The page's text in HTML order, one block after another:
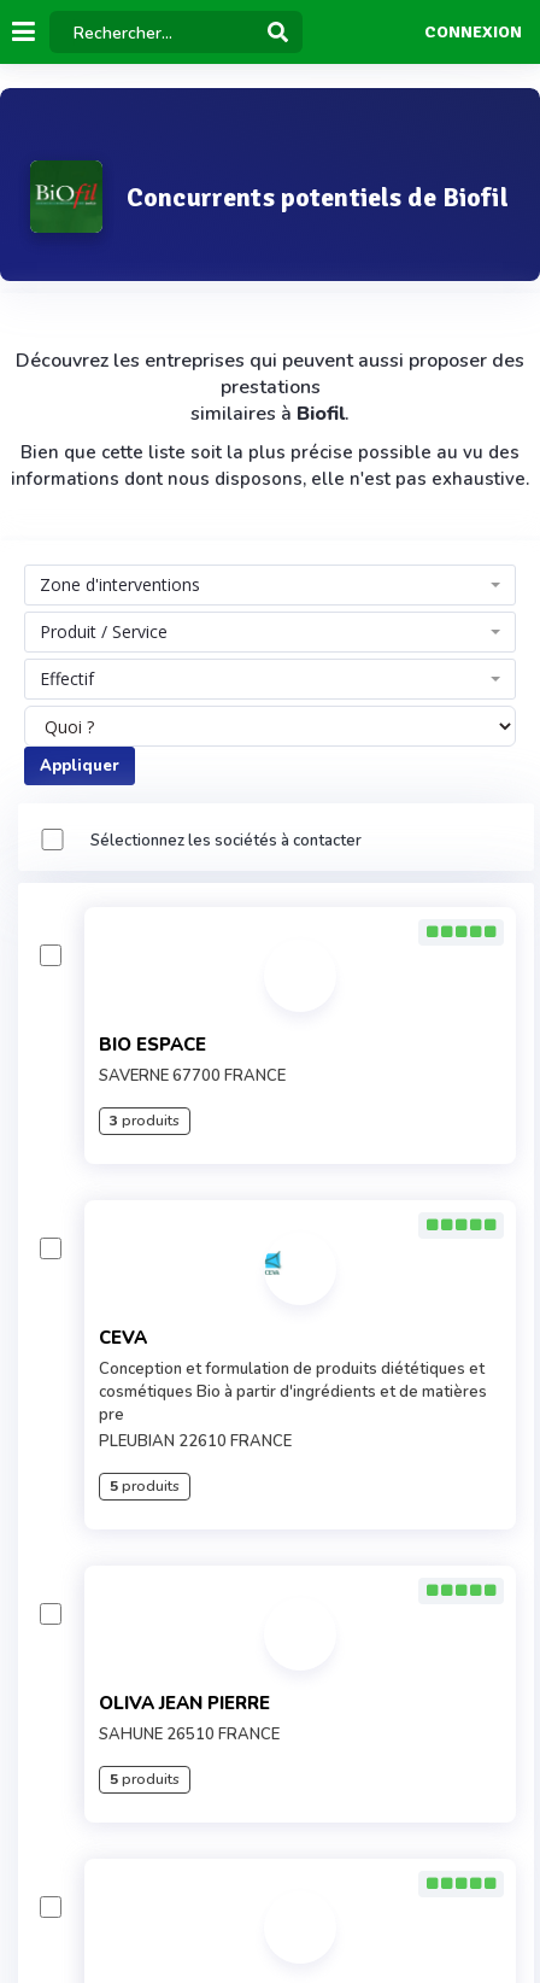
CONNEXION
Concurrents potentiels de Biofil
Découvrez les entreprises qui peuvent aussi proposer des
prestations
similaires à Biofil.
Bien que cette liste soit la plus précise possible au vu des
informations dont nous disposons, elle n'est pas exhaustive.
Zone d'interventions
Produit / Service
Effectif
Appliquer
Sélectionnez les sociétés à contacter
BIO ESPACE
SAVERNE 67700 FRANCE
3 produits
CEVA
Conception et formulation de produits diététiques et
cosmétiques Bio à partir d'ingrédients et de matières
pre
PLEUBIAN 22610 FRANCE
5produits
OLIVA JEAN PIERRE
SAHUNE 26510 FRANCE
5produits